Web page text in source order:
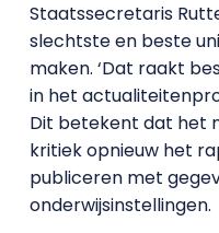
Staatssecretaris
slechtste en beste
maken. ‘Dat raakt
in het
Dit betekent dat het
kritiek opnieuw het
publiceren met
onderwijsinstellingen.